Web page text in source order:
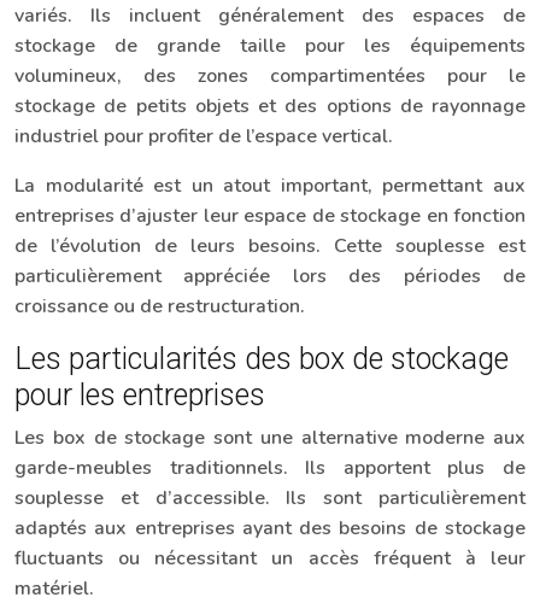
variés. Ils incluent généralement des espaces de
stockage de grande taille pour les équipements
volumineux, des zones compartimentées pour le
stockage de petits objets et des options de rayonnage
industriel pour profiter de l’espace vertical.
La modularité est un atout important, permettant aux
entreprises d’ajuster leur espace de stockage en fonction
de l’évolution de leurs besoins. Cette souplesse est
particulièrement appréciée lors des périodes de
croissance ou de restructuration.
Les particularités des box de stockage
pour les entreprises
Les box de stockage sont une alternative moderne aux
garde-meubles traditionnels. Ils apportent plus de
souplesse et d’accessible. Ils sont particulièrement
adaptés aux entreprises ayant des besoins de stockage
fluctuants ou nécessitant un accès fréquent à leur
matériel.